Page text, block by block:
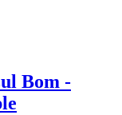
Bom -